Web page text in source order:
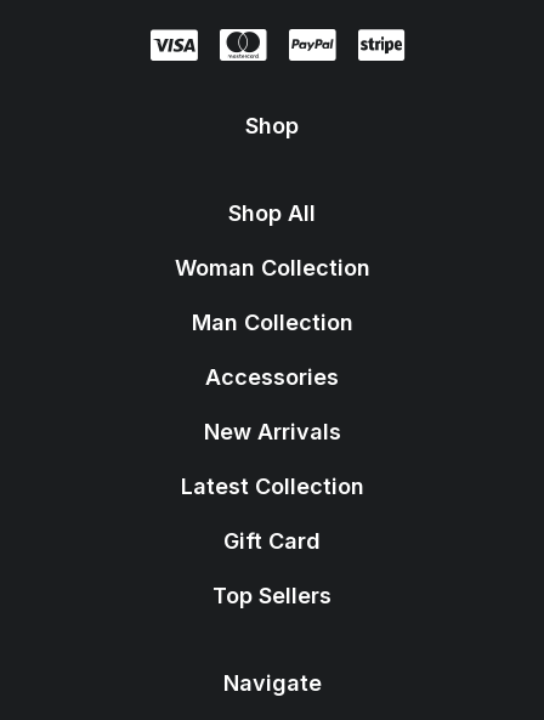
Shop
Shop All
Woman Collection
Man Collection
Accessories
New Arrivals
Latest Collection
Gift Card
Top Sellers
Navigate